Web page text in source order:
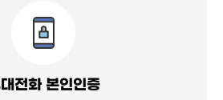
전화 본인인증